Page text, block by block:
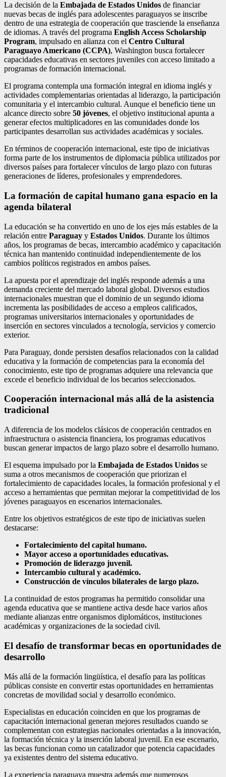
La decisión de la Embajada de Estados Unidos de financiar
nuevas becas de inglés para adolescentes paraguayos se inscribe
dentro de una estrategia de cooperación que trasciende la enseñanza
de idiomas. A través del programa English Access Scholarship
Program, impulsado en alianza con el Centro Cultural
Paraguayo Americano (CCPA), Washington busca fortalecer
capacidades educativas en sectores juveniles con acceso limitado a
programas de formación internacional.
El programa contempla una formación integral en idioma inglés y
actividades complementarias orientadas al liderazgo, la participación
comunitaria y el intercambio cultural. Aunque el beneficio tiene un
alcance directo sobre 50 jóvenes, el objetivo institucional apunta a
generar efectos multiplicadores en las comunidades donde los
participantes desarrollan sus actividades académicas y sociales.
En términos de cooperación internacional, este tipo de iniciativas
forma parte de los instrumentos de diplomacia pública utilizados por
diversos países para fortalecer vínculos de largo plazo con futuras
generaciones de líderes, profesionales y emprendedores.
La formación de capital humano gana espacio en la
agenda bilateral
La educación se ha convertido en uno de los ejes más estables de la
relación entre Paraguay y Estados Unidos. Durante los últimos
años, los programas de becas, intercambio académico y capacitación
técnica han mantenido continuidad independientemente de los
cambios políticos registrados en ambos países.
La apuesta por el aprendizaje del inglés responde además a una
demanda creciente del mercado laboral global. Diversos estudios
internacionales muestran que el dominio de un segundo idioma
incrementa las posibilidades de acceso a empleos calificados,
programas universitarios internacionales y oportunidades de
inserción en sectores vinculados a tecnología, servicios y comercio
exterior.
Para Paraguay, donde persisten desafíos relacionados con la calidad
educativa y la formación de competencias para la economía del
conocimiento, este tipo de programas adquiere una relevancia que
excede el beneficio individual de los becarios seleccionados.
Cooperación internacional más allá de la asistencia
tradicional
A diferencia de los modelos clásicos de cooperación centrados en
infraestructura o asistencia financiera, los programas educativos
buscan generar impactos de largo plazo sobre el desarrollo humano.
El esquema impulsado por la Embajada de Estados Unidos se
suma a otros mecanismos de cooperación que priorizan el
fortalecimiento de capacidades locales, la formación profesional y el
acceso a herramientas que permitan mejorar la competitividad de los
jóvenes paraguayos en escenarios internacionales.
Entre los objetivos estratégicos de este tipo de iniciativas suelen
destacarse:
Fortalecimiento del capital humano.
Mayor acceso a oportunidades educativas.
Promoción de liderazgo juvenil.
Intercambio cultural y académico.
Construcción de vínculos bilaterales de largo plazo.
La continuidad de estos programas ha permitido consolidar una
agenda educativa que se mantiene activa desde hace varios años
mediante alianzas entre organismos diplomáticos, instituciones
académicas y organizaciones de la sociedad civil.
El desafío de transformar becas en oportunidades de
desarrollo
Más allá de la formación lingüística, el desafío para las políticas
públicas consiste en convertir estas oportunidades en herramientas
concretas de movilidad social y desarrollo económico.
Especialistas en educación coinciden en que los programas de
capacitación internacional generan mejores resultados cuando se
complementan con estrategias nacionales orientadas a la innovación,
la formación técnica y la inserción laboral juvenil. En ese escenario,
las becas funcionan como un catalizador que potencia capacidades
ya existentes dentro del sistema educativo.
La experiencia paraguaya muestra además que numerosos